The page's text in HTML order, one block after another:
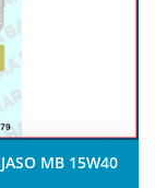
MB 15W40